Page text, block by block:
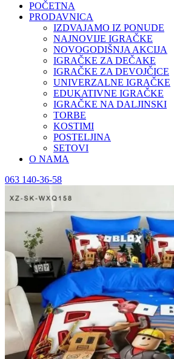
POČETNA
PRODAVNICA
IZDVAJAMO IZ PONUDE
NAJNOVIJE IGRAČKE
NOVOGODIŠNJA AKCIJA
IGRAČKE ZA DEČAKE
IGRAČKE ZA DEVOJČICE
UNIVERZALNE IGRAČKE
EDUKATIVNE IGRAČKE
IGRAČKE NA DALJINSKI
TORBE
KOSTIMI
POSTELJINA
SETOVI
O NAMA
063 140-36-58